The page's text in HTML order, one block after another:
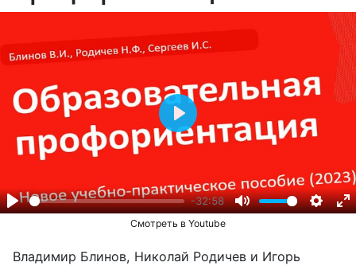
Play
-32:58
Mute
Play
Смотреть в Youtube
Владимир Блинов, Николай Родичев и Игорь